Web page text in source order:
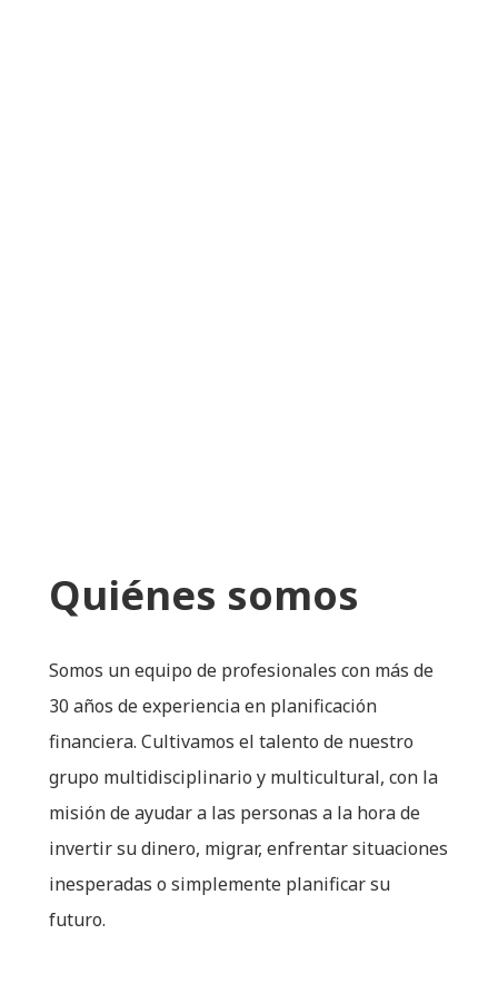
Quiénes somos
Somos un equipo de profesionales con más de
30 años de experiencia en planificación
financiera. Cultivamos el talento de nuestro
grupo multidisciplinario y multicultural, con la
misión de ayudar a las personas a la hora de
invertir su dinero, migrar, enfrentar situaciones
inesperadas o simplemente planificar su
futuro.